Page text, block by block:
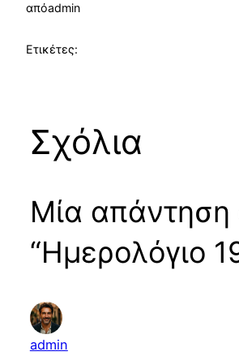
απόadmin
Ετικέτες:
Σχόλια
Μία απάντηση
“Ημερολόγιο
admin